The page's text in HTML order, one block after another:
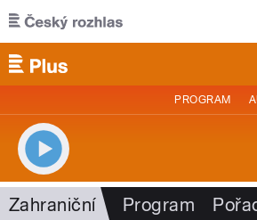
Přejít k hlavnímu obsahu
PROGRAM
Zahraniční Program